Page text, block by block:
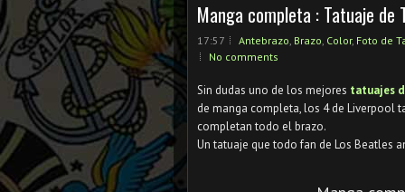
Manga completa : Tatuaje de
17:57 Antebrazo, Brazo, Color, Foto de
No comments
Sin dudas uno de los mejores tatuajes
de manga completa, los 4 de Liverpool
completan todo el brazo.
Un tatuaje que todo fan de Los Beatles